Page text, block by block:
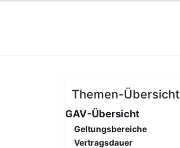
Themen-Übersicht
GAV-Übersicht
Geltungsbereiche
Vertragsdauer